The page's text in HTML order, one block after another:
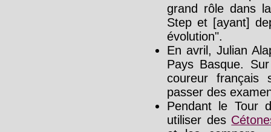
grand rôle dans
Step et [ayant]
évolution".
En avril, Julian
Pays Basque.
coureur français
passer des
Pendant le Tour
utiliser des